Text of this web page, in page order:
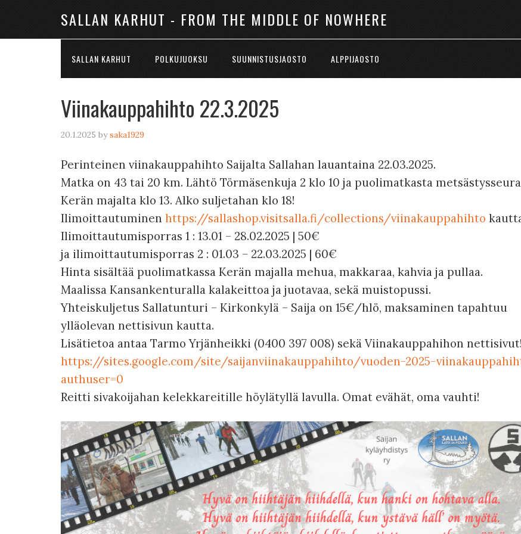
SALLAN KARHUT - FROM THE MIDDLE OF NOWHERE
SALLAN KARHUT POLKUJUOKSU SUUNNISTUSJAOSTO ALPPIJAOSTO
Viinakauppahihto 22.3.2025
20.1.2025 bysaka1929
Perinteinen viinakauppahihto Saijalta Sallahan lauantaina 22.03.2025.
Matka on 43 tai 20 km. Lähtö Törmäsenkuja 2 klo 10 ja puolimatkasta metsästysseura
Kerän majalta klo 13. Alko suljetahan klo 18!
Ilimoittautuminen https://sallashop.visitsalla.fi/collections/viinakauppahihto
Ilimoittautumisporras 1 : 13.01 – 28.02.2025 | 50€
ja ilimoittautumisporras 2 : 01.03 – 22.03.2025 | 60€
Hinta sisältää puolimatkassa Kerän majalla mehua, makkaraa, kahvia ja pullaa.
Maalissa Kansankenturalla kalakeittoa ja juotavaa, sekä muistopussi.
Yhteiskuljetus Sallatunturi – Kirkonkylä – Saija on 15€/hlö, maksaminen tapahtuu
ylläolevan nettisivun kautta.
Lisätietoa antaa Tarmo Yrjänheikki (0400 397 008) sekä Viinakauppahihon nettisivut!
https://sites.google.com/site/saijanviinakauppahihto/vuoden-2025-
authuser=0
Reitti sivakoijahan kelekkareitille höylätyllä lavulla. Omat evähät, oma vauhti!